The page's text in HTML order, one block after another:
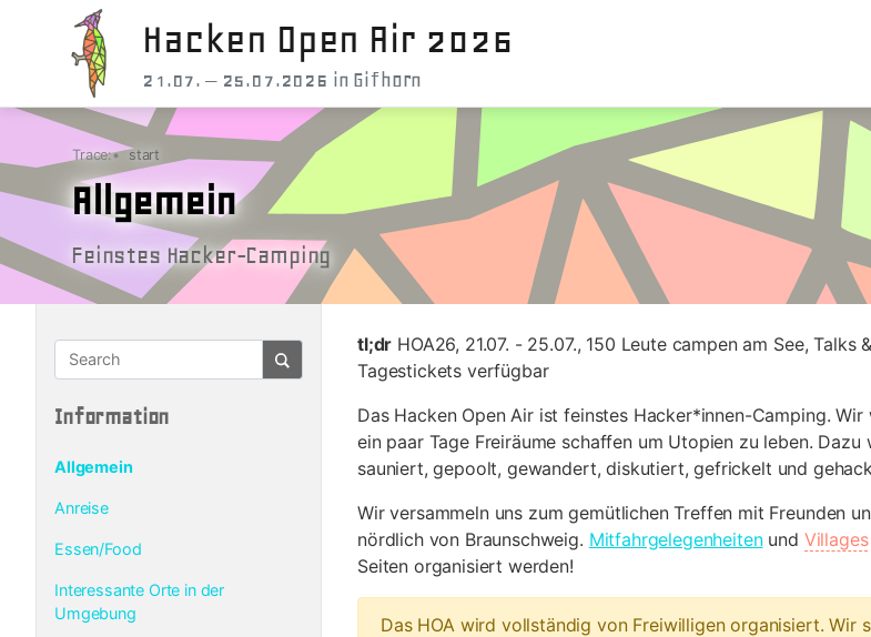
Hacken Open Air 2026
21.07. – 25.07.2026 in Gifhorn
Trace:• start
Allgemein
Feinstes Hacker-Camping
Information
Allgemein
Anreise
Essen/Food
Interessante Orte in der
Umgebung
tl;dr HOA26, 21.07. - 25.07., 150 Leute campen am See, Talks
Tagestickets verfügbar
Das Hacken Open Air ist feinstes Hacker*innen-Camping.
ein paar Tage Freiräume schaffen um Utopien zu leben.
sauniert, gepoolt, gewandert, diskutiert, gefrickelt und
Wir versammeln uns zum gemütlichen Treffen mit Freunden
nördlich von Braunschweig. Mitfahrgelegenheitenund Villages
Seiten organisiert werden!
Das HOA wird vollständig von Freiwilligen organisiert. Wir